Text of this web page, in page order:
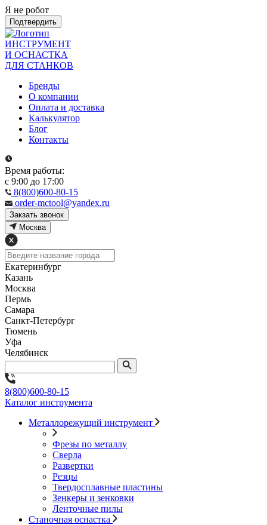
Я не робот
Подтвердить
ИНСТРУМЕНТ
И ОСНАСТКА
ДЛЯ СТАНКОВ
Бренды
О компании
Оплата и доставка
Калькулятор
Блог
Контакты
Время работы:
с 9:00 до 17:00
8(800)600-80-15
order-mctool@yandex.ru
Закзать звонок
Москва
Екатеринбург
Казань
Москва
Пермь
Самара
Санкт-Петербург
Тюмень
Уфа
Челябинск
8(800)600-80-15
Каталог инструмента
Металлорежущий инструмент
Фрезы по металлу
Сверла
Развертки
Резцы
Твердосплавные пластины
Зенкеры и зенковки
Ленточные пилы
Станочная оснастка